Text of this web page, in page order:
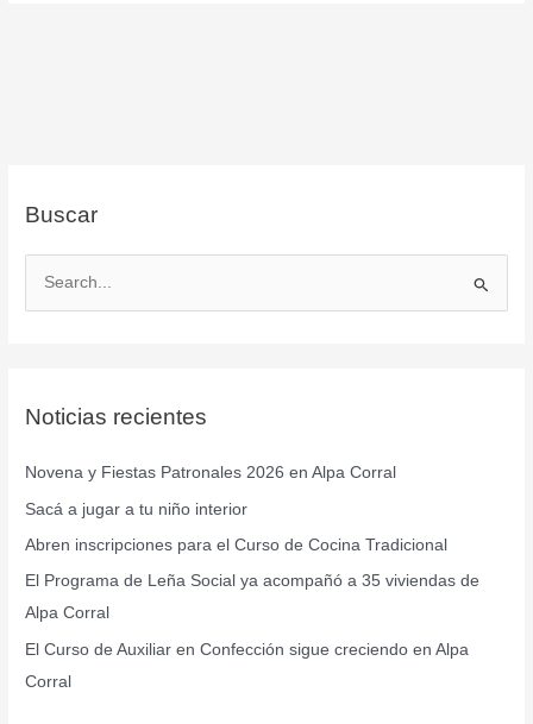
Buscar
a
p
o
r
:
Noticias recientes
Novena y Fiestas Patronales 2026 en Alpa Corral
Sacá a jugar a tu niño interior
Abren inscripciones para el Curso de Cocina Tradicional
El Programa de Leña Social ya acompañó a 35 viviendas de
Alpa Corral
El Curso de Auxiliar en Confección sigue creciendo en Alpa
Corral